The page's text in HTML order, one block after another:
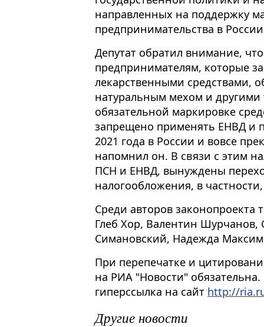
направленных на поддержку
предпринимательства в
Депутат обратил внимание,
предпринимателям, которые
лекарственными средствами,
натуральным мехом и
обязательной маркировке
запрещено применять ЕНВД и
2021 года в России и вовсе
напомнил он. В связи с этим
ПСН и ЕНВД, вынуждены
налогообложения, в
Среди авторов
Глеб Хор, Валентин Шурчанов,
Симановский, Надежда
При перепечатке и
на РИА "Новости"
гиперссылка на сайт http://
Другие новости